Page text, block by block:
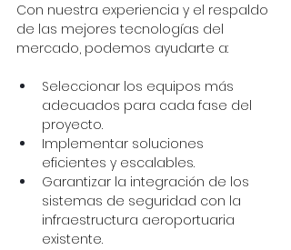
Con nuestra experiencia y el respaldo
de las mejores tecnologías del
mercado, podemos ayudarte a:
Seleccionar los equipos más
adecuados para cada fase del
proyecto.
Implementar soluciones
eficientes y escalables.
Garantizar la integración de los
sistemas de seguridad con la
infraestructura aeroportuaria
existente.